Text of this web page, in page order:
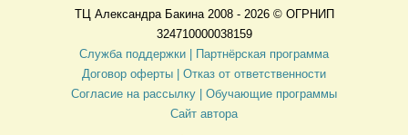
ТЦ Александра Бакина 2008 - 2026 © ОГРНИП
324710000038159
Служба поддержки |
Партнёрская программа
Договор оферты
| Отказ от ответственности
Согласие на рассылку | Обучающие программы
Сайт автора